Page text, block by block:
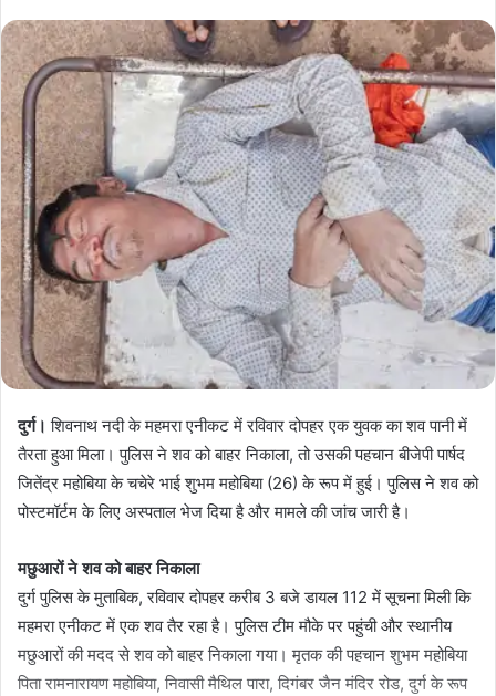
दुर्ग। शिवनाथ नदी के महमरा एनीकट में रविवार दोपहर एक युवक का शव पानी में
तैरता हुआ मिला। पुलिस ने शव को बाहर निकाला, तो उसकी पहचान बीजेपी पार्षद
जितेंद्र महोबिया के चचेरे भाई शुभम महोबिया (26) के रूप में हुई। पुलिस ने शव को
पोस्टमॉर्टम के लिए अस्पताल भेज दिया है और मामले की जांच जारी है।
मछुआरों ने शव को बाहर निकाला
दुर्ग पुलिस के मुताबिक, रविवार दोपहर करीब 3 बजे डायल 112 में सूचना मिली कि
महमरा एनीकट में एक शव तैर रहा है। पुलिस टीम मौके पर पहुंची और स्थानीय
मछुआरों की मदद से शव को बाहर निकाला गया। मृतक की पहचान शुभम महोबिया
पिता रामनारायण महोबिया, निवासी मैथिल पारा, दिगंबर जैन मंदिर रोड, दुर्ग के रूप